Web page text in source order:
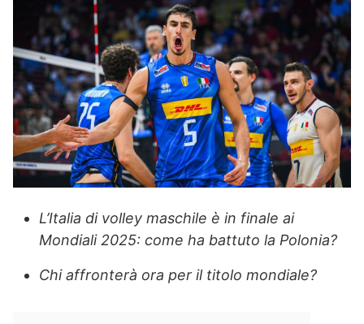
L’Italia di volley maschile è in finale ai
Mondiali 2025: come ha battuto la Polonia?
Chi affronterà ora per il titolo mondiale?